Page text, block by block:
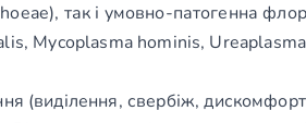
так і умовно-патогенна
Mycoplasma hominis,
свербіж,